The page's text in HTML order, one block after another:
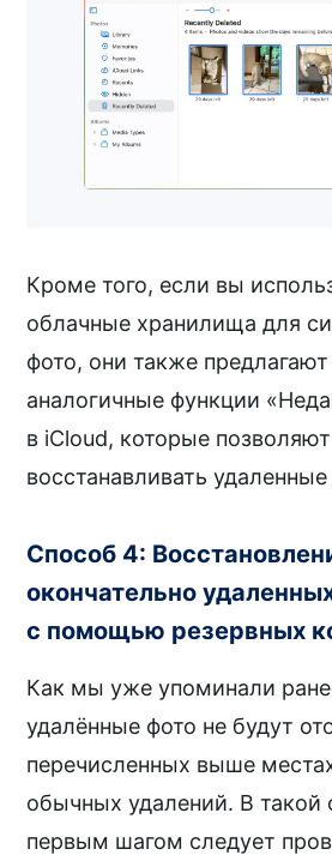
Кроме того, если вы
облачные хранилища для
фото, они также
аналогичные функции
в iCloud, которые позволяют
восстанавливать
Способ 4:
окончательно
с помощью резервных
Как мы уже упоминали
удалённые фото не будут
перечисленных выше
обычных удалений. В такой
первым шагом следует